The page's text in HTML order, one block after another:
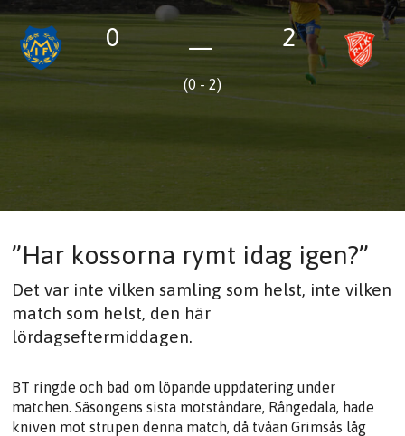
0 — 2
(0 - 2)
”Har kossorna rymt idag igen?”
Det var inte vilken samling som helst, inte vilken
match som helst, den här
lördagseftermiddagen.
BT ringde och bad om löpande uppdatering under
matchen. Säsongens sista motståndare, Rångedala, hade
kniven mot strupen denna match, då tvåan Grimsås låg